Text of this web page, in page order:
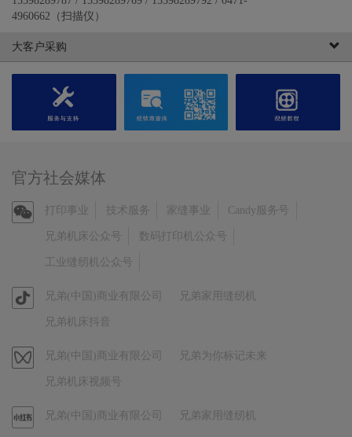
4960662（扫描仪）
北京市海淀区苏州街18号长远天地大厦A1-1206
010-82630395 / 13146660494（扫描仪）
沈阳森荣赛尔科技有限公司
长春市方元印象科技有限责任公司
沈阳市和平区文萃路2甲4号诚大数码广场1楼1016
15940529467
山西艾替数码科技股份有限公司
太原市小店区寇庄北街23-11号丽泽苑底商西户
0351-7231555 / 15234158697（扫描仪）
成都市一环路南一段20号普利大厦B903室
028-86310380
成都宝沛科技有限公司
成都市一环路南一段20号普利大厦B903室
大客户采购
官方社会媒体
官
方
信
打印事业 技术服务 家缝事业 Candy服务号
兄弟机床公众号 数码打印机公众号
工业缝纫机公众号
官
方
音
兄弟(中国)商业有限公司 兄弟家用缝纫机
兄弟机床抖音
视
频
兄弟(中国)商业有限公司 兄弟为你标记未来
兄弟机床视频号
官兄弟(中国)商业有限公司 兄弟家用缝纫机